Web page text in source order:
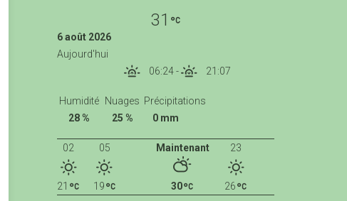
31
6 août 2026
Aujourd'hui
06:24- 21:07
Humidité
28 %
Nuages
25 %
Précipitations
0 mm
Maintenant
30
23
26
02
21
05
19